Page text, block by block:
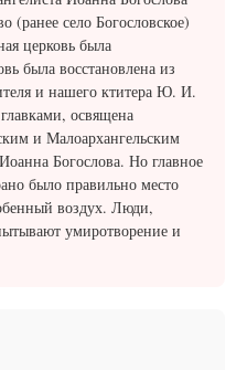
(ранее село Богословское)
церковь была
была восстановлена из
и нашего ктитера Ю. И.
освящена
и Малоархангельским
Богослова. Но главное
было правильно место
воздух. Люди,
умиротворение и